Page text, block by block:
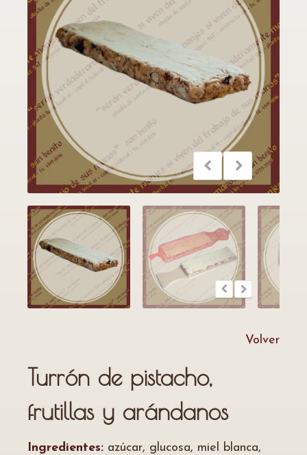
Volver
Turrón de pistacho,
frutillas y arándanos
Ingredientes: azúcar, glucosa, miel blanca,